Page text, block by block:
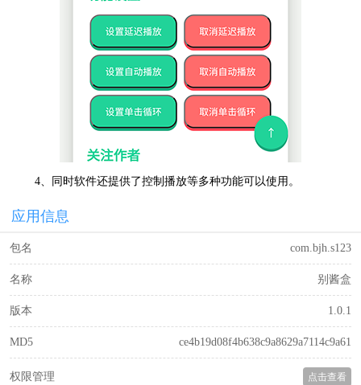
4、同时软件还提供了控制播放等多种功能可以使用。
应用信息
包名 com.bjh.s123
名称 别酱盒
版本 1.0.1
MD5 ce4b19d08f4b638c9a8629a7114c9a61
权限管理 点击查看